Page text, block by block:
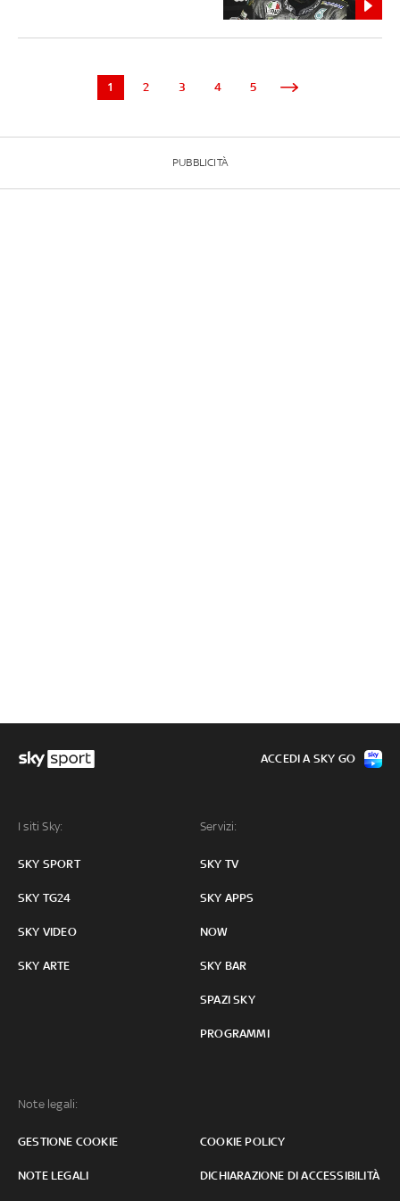
1 2 3 4 5
PUBBLICITÀ
I siti Sky:
SKY SPORT
SKY TG24
SKY VIDEO
SKY ARTE
Servizi:
SKY TV
SKY APPS
NOW
SKY BAR
SPAZI SKY
PROGRAMMI
Note legali:
GESTIONE COOKIE COOKIE POLICY
NOTE LEGALI DICHIARAZIONE DI ACCESSIBILITÀ
ACCEDI A SKY GO